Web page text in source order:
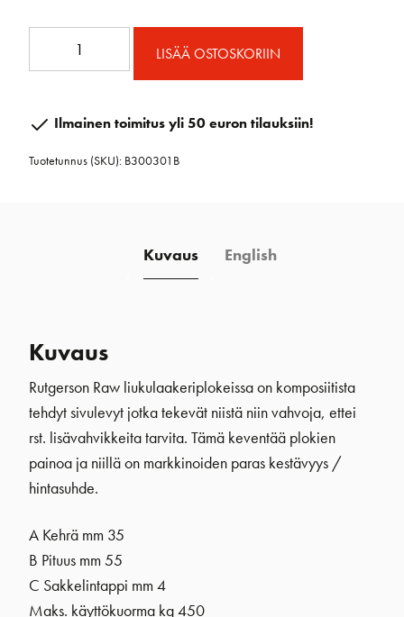
single
LISÄÄ OSTOSKORIIN
Ilmainen toimitus yli 50 euron tilauksiin!
Tuotetunnus (SKU): B300301B
Kuvaus English
Kuvaus
Rutgerson Raw liukulaakeriplokeissa on komposiitista
tehdyt sivulevyt jotka tekevät niistä niin vahvoja, ettei
rst. lisävahvikkeita tarvita. Tämä keventää plokien
painoa ja niillä on markkinoiden paras kestävyys /
hintasuhde.
A Kehrä mm 35
B Pituus mm 55
C Sakkelintappi mm 4
Maks. käyttökuorma kg 450